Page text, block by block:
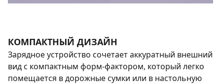
КОМПАКТНЫЙ ДИЗАЙН
Зарядное устройство сочетает аккуратный внешний
вид с компактным форм-фактором, который легко
помещается в дорожные сумки или в настольную